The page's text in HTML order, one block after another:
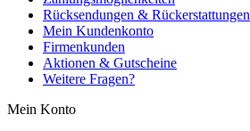
Rücksendungen & Rückerstattungen
Mein Kundenkonto
Firmenkunden
Aktionen & Gutscheine
Weitere Fragen?
Mein Konto